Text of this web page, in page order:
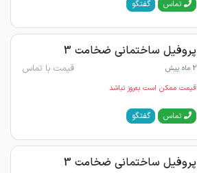
تماس گفتگو
پروفیل ساختمانی ضخامت 3
2 ماه پیش قیمت با تماس
قیمت ممکن است به‌روز نباشد
تماس گفتگو
پروفیل ساختمانی ضخامت 3